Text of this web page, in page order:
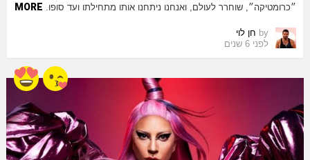
״כרומטיקה״, שוחרר לעולם, ואנחנו ניתחנו אותו מתחילתו ועד סופו. MORE
by חן לוי
לפני 6 שנים